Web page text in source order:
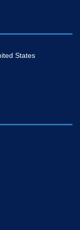
States